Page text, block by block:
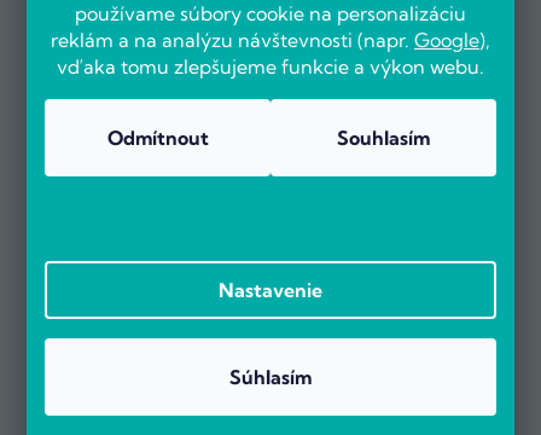
používame súbory cookie na personalizáciu
reklám a na analýzu návštevnosti (napr. Google),
vďaka tomu zlepšujeme funkcie a výkon webu.
Odmítnout Souhlasím
Nastavenie
Súhlasím